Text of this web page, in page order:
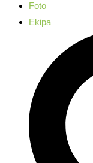
Foto
Ekipa